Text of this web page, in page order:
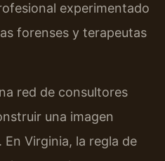
experimentado
forenses y terapeutas
red de consultores
una imagen
Virginia, la regla de